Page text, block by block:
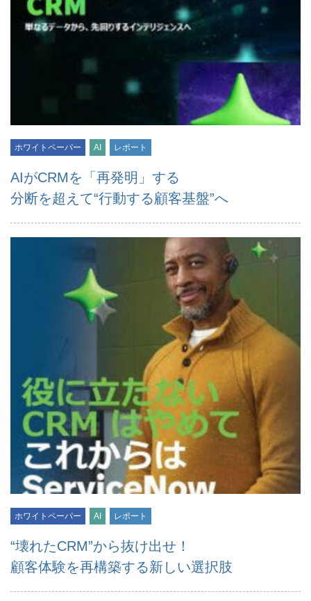
ホワイトペーパー AI レポート
AIがCRMを「再発明」する
分断を超えて“行動する顧客基盤”へ
ホワイトペーパー AI レポート
“壊れたCRM”から抜け出せ！
顧客体験を再構築する新しい選択肢